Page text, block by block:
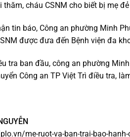
thăm, cháu CSNM cho biết bị mẹ
tin báo, Công an phường Minh
được đưa đến Bệnh viện đa
tra ban đầu, công an phường
Công an TP Việt Trì điều tra,
me-ruot-va-ban-trai-bao-